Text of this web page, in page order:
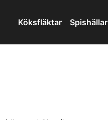
Köksfläktar Spishällar